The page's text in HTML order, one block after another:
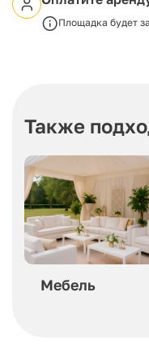
Площадка будет
Также
Мебель